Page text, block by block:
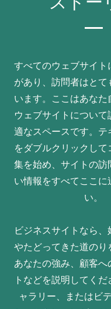
すべてのウェブサイト
があり、訪問者はとて
います。ここはあな
ウェブサイトについて
適なスペースです。テ
をダブルクリックし
集を始め、サイトの訪
い情報をすべてここに
い。
ビジネスサイトなら
やたどってきた道のり
あなたの強み、顧客へ
トなどを説明してく
ャラリー、またはビ